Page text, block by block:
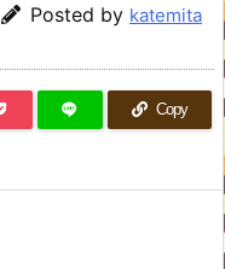
Posted by katemita
Copy